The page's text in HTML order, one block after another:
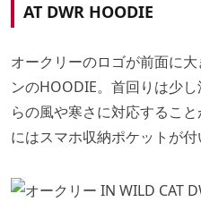
AT DWR HOODIE
オークリーのロゴが前面に
ンのHOODIE。首回りは少
らの風や寒さに対応するこ
にはスマホ収納ポケットが付